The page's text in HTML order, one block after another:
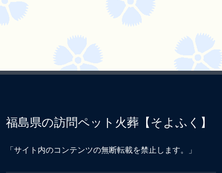
福島県の訪問ペット火葬【そよふく】
「サイト内のコンテンツの無断転載を禁止します。」